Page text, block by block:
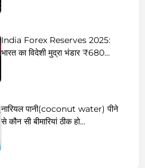
India Forex Reserves 2025:
भारत का विदेशी मुद्रा भंडार ₹680...
नारियल पानी(coconut water) पीने
से कौन सी बीमारियां ठीक हो...